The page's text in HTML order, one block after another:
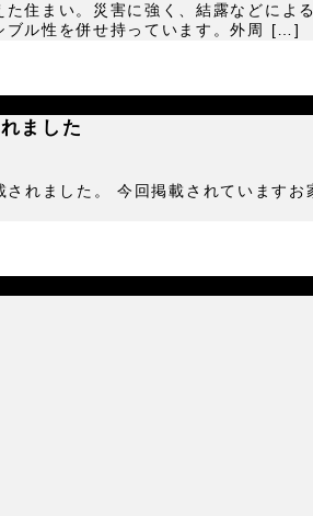
住まい。災害に強く、結露などに
ブル性を併せ持っています。外周 […]
ました
れました。 今回掲載されています